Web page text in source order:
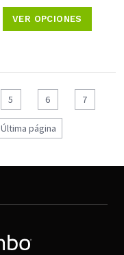
VER OPCIONES
5 6 7
Última página